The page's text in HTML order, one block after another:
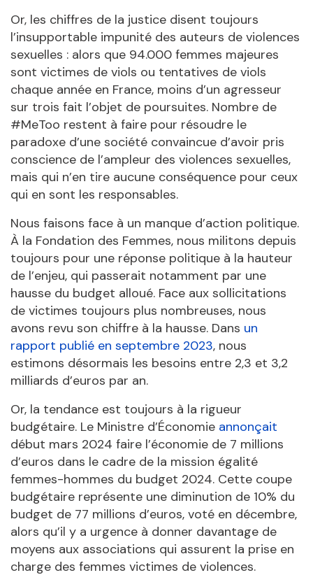
Or, les chiffres de la justice disent toujours
l’insupportable impunité des auteurs de violences
sexuelles : alors que 94.000 femmes majeures
sont victimes de viols ou tentatives de viols
chaque année en France, moins d’un agresseur
sur trois fait l’objet de poursuites. Nombre de
#MeToo restent à faire pour résoudre le
paradoxe d’une société convaincue d’avoir pris
conscience de l’ampleur des violences sexuelles,
mais qui n’en tire aucune conséquence pour ceux
qui en sont les responsables.
Nous faisons face à un manque d’action politique.
À la Fondation des Femmes, nous militons depuis
toujours pour une réponse politique à la hauteur
de l’enjeu, qui passerait notamment par une
hausse du budget alloué. Face aux sollicitations
de victimes toujours plus nombreuses, nous
avons revu son chiffre à la hausse. Dans un
rapport publié en septembre 2023, nous
estimons désormais les besoins entre 2,3 et 3,2
milliards d’euros par an.
Or, la tendance est toujours à la rigueur
budgétaire. Le Ministre d’Économie annonçait
début mars 2024 faire l’économie de 7 millions
d’euros dans le cadre de la mission égalité
femmes-hommes du budget 2024. Cette coupe
budgétaire représente une diminution de 10% du
budget de 77 millions d’euros, voté en décembre,
alors qu’il y a urgence à donner davantage de
moyens aux associations qui assurent la prise en
charge des femmes victimes de violences.